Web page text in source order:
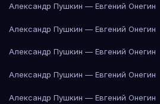
Александр Пушкин — Евгений Онегин
Александр Пушкин — Евгений Онегин
Александр Пушкин — Евгений Онегин
Александр Пушкин — Евгений Онегин
Александр Пушкин — Евгений Онегин